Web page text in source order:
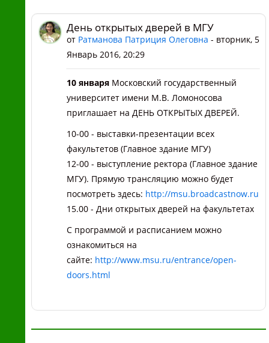
Вы не вошли в систему (Вход)
День открытых дверей в МГУ
от Ратманова Патриция Олеговна - вторник, 5
Январь 2016, 20:29
10 января Московский государственный
университет имени М.В. Ломоносова
приглашает на ДЕНЬ ОТКРЫТЫХ ДВЕРЕЙ.
10-00 - выставки-презентации всех
факультетов (Главное здание МГУ)
12-00 - выступление ректора (Главное здание
МГУ). Прямую трансляцию можно будет
посмотреть здесь: http://msu.broadcastnow.ru
15.00 - Дни открытых дверей на факультетах
С программой и расписанием можно
ознакомиться на
сайте: http://www.msu.ru/entrance/open-
doors.html